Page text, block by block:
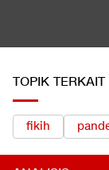
TOPIK TERKAIT
fikih